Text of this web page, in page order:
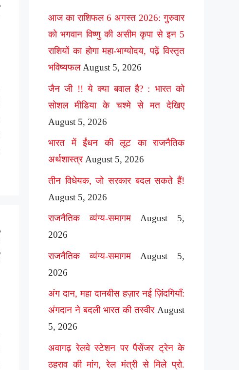
आज का राशिफल 6 अगस्त 2026: गुरुवार
को भगवान विष्णु की असीम कृपा से इन 5
राशियों का होगा महा-भाग्योदय, पढ़ें विस्तृत
भविष्यफल August 5, 2026
जैन जी !! ये क्या बवाल है? : भारत को
सोशल मीडिया के चश्मे से मत देखिए
August 5, 2026
भारत में ईंधन की लूट का राजनैतिक
अर्थशास्त्र August 5, 2026
तीन विधेयक, जो सरकार बदल सकते हैं!
August 5, 2026
राजनैतिक व्यंग्य-समागम
August 5,
2026
राजनैतिक व्यंग्य-समागम
August 5,
2026
अंग दान, महा दानबीस हज़ार नई ज़िंदगियाँ:
अंगदान ने बदली भारत की तस्वीर August
5, 2026
अवागढ़ रेलवे स्टेशन पर पैसेंजर ट्रेन के
ठहराव की मांग, रेल मंत्री से मिले प्रो.